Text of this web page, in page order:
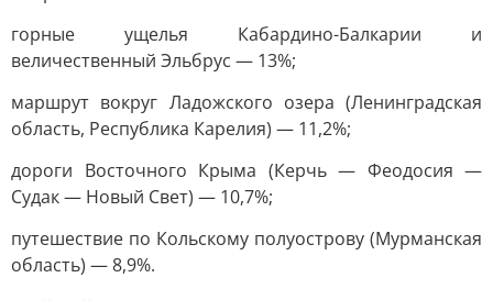
горные ущелья Кабардино-Балкарии и
величественный Эльбрус — 13%;
маршрут вокруг Ладожского озера (Ленинградская
область, Республика Карелия) — 11,2%;
дороги Восточного Крыма (Керчь — Феодосия —
Судак — Новый Свет) — 10,7%;
путешествие по Кольскому полуострову (Мурманская
область) — 8,9%.